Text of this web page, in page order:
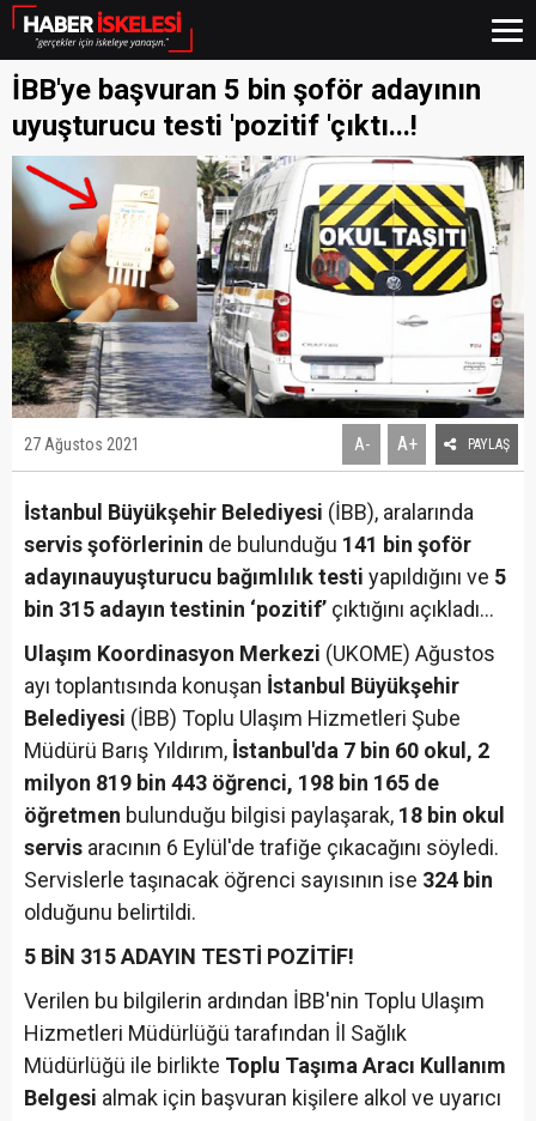
İBB'ye başvuran 5 bin şoför adayının
uyuşturucu testi 'pozitif 'çıktı...!
27 Ağustos 2021 A- A+ PAYLAŞ
İstanbul Büyükşehir Belediyesi (İBB), aralarında
servis şoförlerinin de bulunduğu 141 bin şoför
adayınauyuşturucu bağımlılık testi yapıldığını ve 5
bin 315 adayın testinin ‘pozitif’ çıktığını açıkladı...
Ulaşım Koordinasyon Merkezi (UKOME) Ağustos
ayı toplantısında konuşan İstanbul Büyükşehir
Belediyesi (İBB) Toplu Ulaşım Hizmetleri Şube
Müdürü Barış Yıldırım, İstanbul'da 7 bin 60 okul, 2
milyon 819 bin 443 öğrenci, 198 bin 165 de
öğretmen bulunduğu bilgisi paylaşarak, 18 bin okul
servis aracının 6 Eylül'de trafiğe çıkacağını söyledi.
Servislerle taşınacak öğrenci sayısının ise 324 bin
olduğunu belirtildi.
5 BİN 315 ADAYIN TESTİ POZİTİF!
Verilen bu bilgilerin ardından İBB'nin Toplu Ulaşım
Hizmetleri Müdürlüğü tarafından İl Sağlık
Müdürlüğü ile birlikte Toplu Taşıma Aracı Kullanım
Belgesi almak için başvuran kişilere alkol ve uyarıcı